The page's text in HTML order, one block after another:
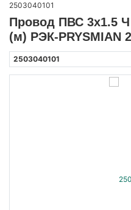
2503040101
Провод ПВС 3х1.5
(м) РЭК-PRYSMIAN
2503040101